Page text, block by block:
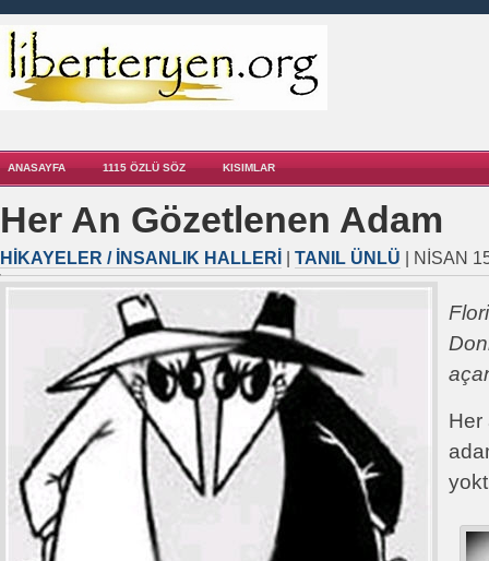
ANASAYFA 1115 ÖZLÜ SÖZ KISIMLAR
Her An Gözetlenen Adam
HIKAYELER / İNSANLIK HALLERI TANIL ÜNLÜ | NISAN
Her